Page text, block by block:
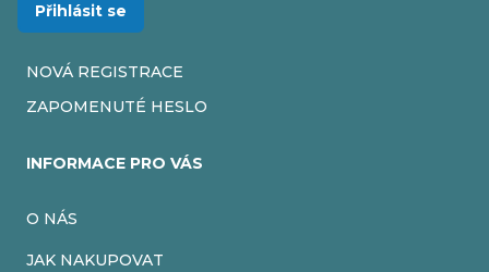
Přihlásit se
NOVÁ REGISTRACE
ZAPOMENUTÉ HESLO
INFORMACE PRO VÁS
O NÁS
JAK NAKUPOVAT